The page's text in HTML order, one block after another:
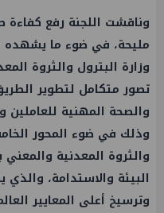
وناقشت اللجنة رفع
مليحة، في ضوء ما
وزارة البترول والثروة
تصور متكامل لتطوير
والصحة المهنية
وذلك في ضوء المحور
والثروة المعدنية
البيئة والاستدامة،
وترسيخ أعلى المعايير